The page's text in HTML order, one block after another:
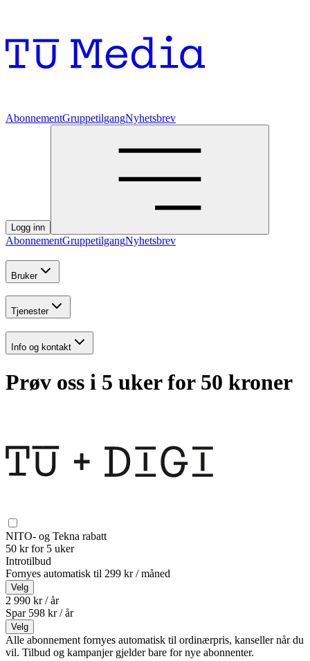
AbonnementGruppetilgangNyhetsbrev
Logg inn
AbonnementGruppetilgangNyhetsbrev
Bruker
Tjenester
Info og kontakt
Prøv oss i 5 uker for 50 kroner
NITO- og Tekna rabatt
50 kr for 5 uker
Introtilbud
Fornyes automatisk til 299 kr / måned
Velg
2 990 kr / år
Spar 598 kr /år
Velg
Alle abonnement fornyes automatisk til ordinærpris, kanseller når du
vil. Tilbud og kampanjer gjelder bare for nye abonnenter.